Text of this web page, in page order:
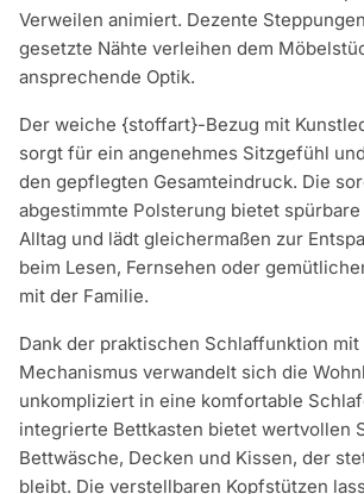
Verweilen animiert. Dezente
gesetzte Nähte verleihen dem
ansprechende Optik.
Der weiche {stoffart}-Bezug mit
sorgt für ein angenehmes Sitzgefühl
den gepflegten Gesamteindruck. Die
abgestimmte Polsterung bietet
Alltag und lädt gleichermaßen zur
beim Lesen, Fernsehen oder
mit der Familie.
Dank der praktischen Schlaffunktion
Mechanismus verwandelt sich die
unkompliziert in eine komfortable
integrierte Bettkasten bietet wertvollen
Bettwäsche, Decken und Kissen, der
bleibt. Die verstellbaren Kopfstützen